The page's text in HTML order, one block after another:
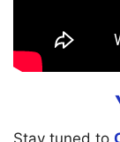
Stay tuned to